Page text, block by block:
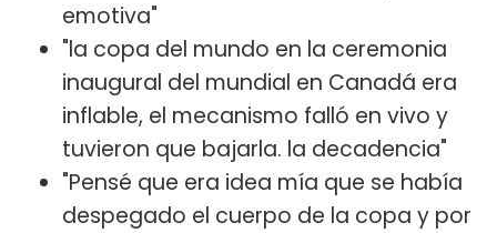
emotiva"
"la copa del mundo en la ceremonia
inaugural del mundial en Canadá era
inflable, el mecanismo falló en vivo y
tuvieron que bajarla. la decadencia"
"Pensé que era idea mía que se había
despegado el cuerpo de la copa y por